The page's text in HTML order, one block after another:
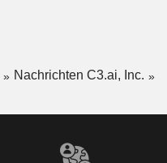
Nachrichten C3.ai, Inc.